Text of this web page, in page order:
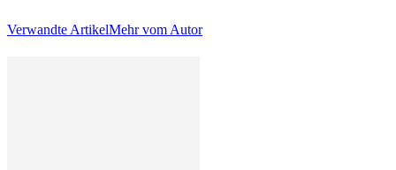
Verwandte ArtikelMehr vom Autor